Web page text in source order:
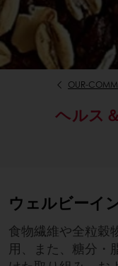
OUR-
ヘルス
ウェルビーイ
食物繊維や全粒穀
用、また、糖分・